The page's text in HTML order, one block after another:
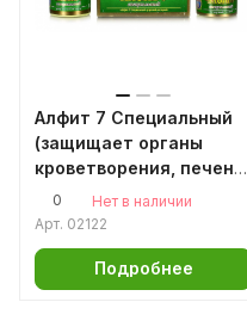
Алфит 7 Специальный
(защищает органы
кроветворения, печень,
почки, слизистые
оболочки
тракта после
химиотерапии)
0
Нет в наличии
Арт. 02122
Подробнее